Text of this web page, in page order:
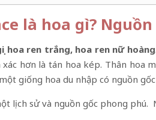
là hoa gì?
hoa ren trắng, hoa ren nữ hoàng
hơn là tán hoa kép. Thân hoa
giống hoa du nhập có nguồn
lịch sử và nguồn gốc phong